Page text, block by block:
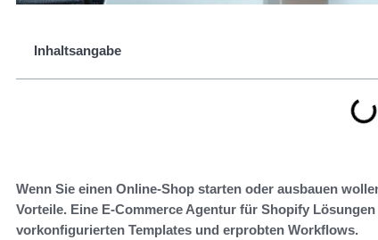
Inhaltsangabe
Wenn Sie einen Online-Shop starten oder ausbauen
Vorteile. Eine E-Commerce Agentur für Shopify
vorkonfigurierten Templates und erprobten Workflows.